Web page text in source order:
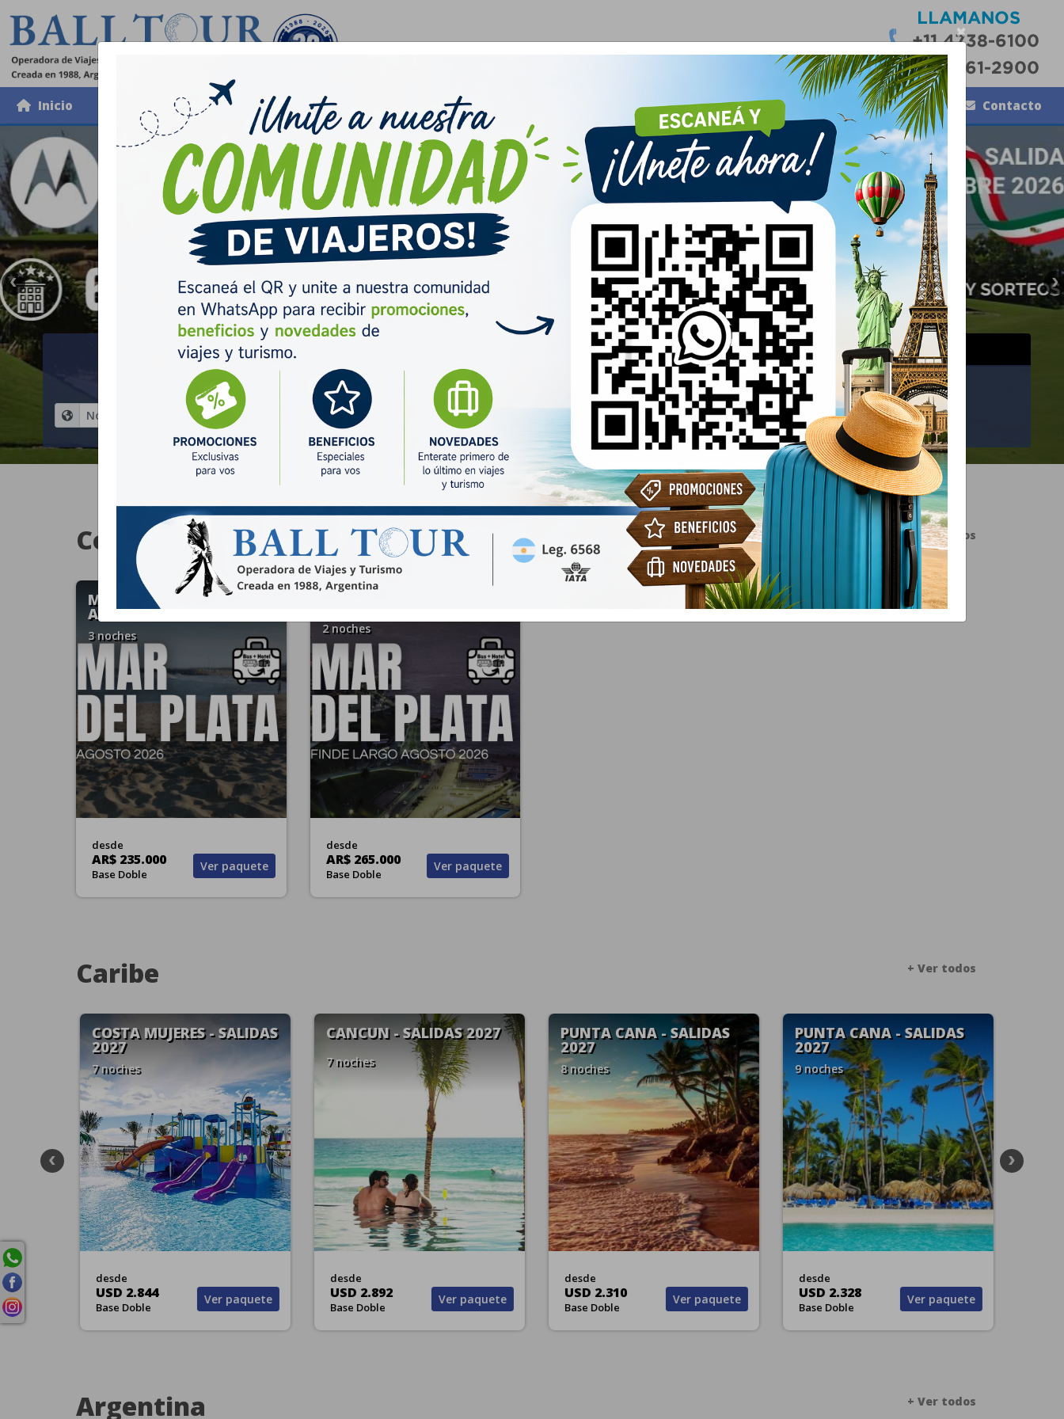
Inicio Incoming Golf COSTA ATLANTICA 2026 Pasajes en bus La Empresa Contacto
Buscar paquetes Asistencia al viajero
¿Dónde querés ir? ¿Cuándo pensás viajar? ¿Desde qué ciudad partís?
Buscar
Costa Atlantica + Ver todos
MAR DEL PLATA -
AGOSTO 2026
3 noches
desde
AR$ 235.000
Base Doble
Ver paquete
2 noches
desde
AR$ 265.000
Base Doble
Ver paquete
Caribe + Ver todos
CANCUN - SALIDAS 2027
7 noches
desde
USD 2.892
Base Doble
Ver paquete
PUNTA CANA - SALIDAS
8 noches
desde
USD 2.310
Base Doble
Ver paquete
PUNTA CANA - SALIDAS
2027
9 noches
desde
USD 2.328
Base Doble
Ver paquete
BAYAHIBE - SALIDAS
ESPECIALES
7 noches
desde
USD 2.484
Base Doble
Ver paquete
Argentina + Ver todos
×